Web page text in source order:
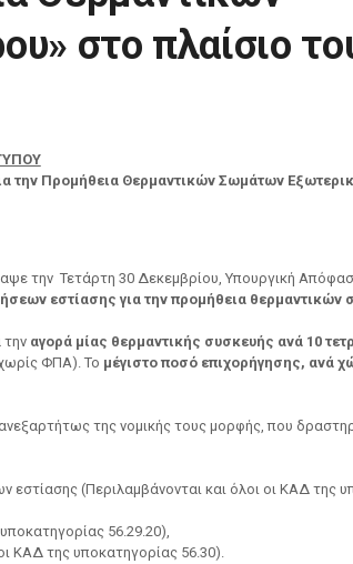
στο πλαίσιο
την Προμήθεια Θερμαντικών Σωμάτων
την Τετάρτη 30 Δεκεμβρίου, Υπουργική
εστίασης για την προμήθεια
την αγορά μίας θερμαντικής συσκευής ανά 10
ΦΠΑ). Το μέγιστο ποσό επιχορήγησης, ανά
της νομικής τους μορφής, που
(Περιλαμβάνονται και όλοι οι ΚΑΔ της
56.29.20),
ΚΑΔ της υποκατηγορίας 56.30).